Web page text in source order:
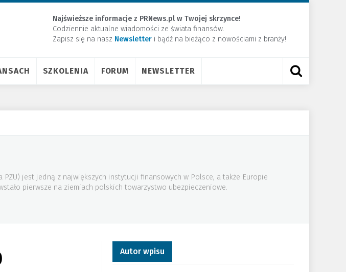
Najświeższe informacje z PRNews.pl w Twojej skrzynce!
Codziennie aktualne wiadomości ze świata finansów.
Zapisz się na nasz Newsletter ​i bądź na bieżąco z nowościami z branży!
SZKOLENIA FORUM NEWSLETTER
PZU) jest jedną z największych instytucji finansowych w Polsce, a także Europie
pierwsze na ziemiach polskich towarzystwo ubezpieczeniowe.
Autor wpisu